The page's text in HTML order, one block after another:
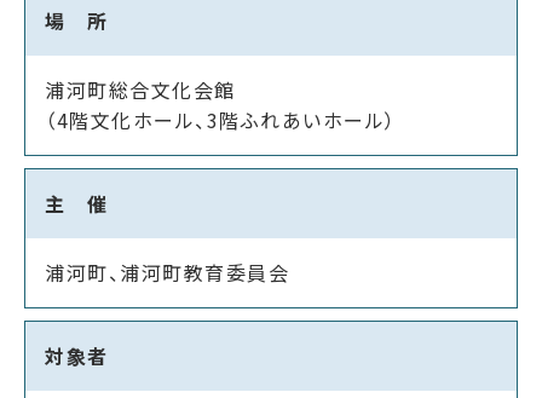
場 所
浦河町総合文化会館
（4階文化ホール、3階ふれあいホール）
主 催
浦河町、浦河町教育委員会
対象者